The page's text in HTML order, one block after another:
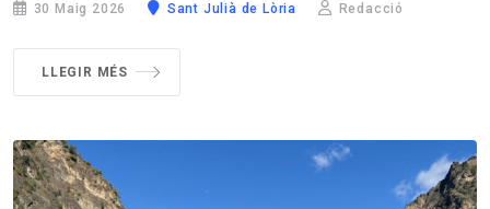
30 Maig 2026 Sant Julià de Lòria Redacció
LLEGIR MÉS